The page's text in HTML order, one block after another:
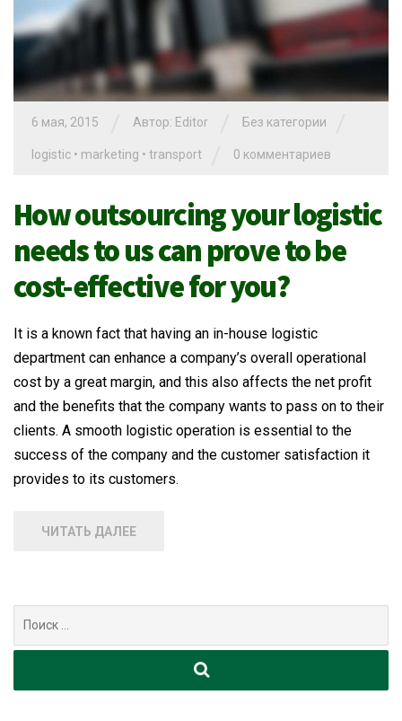
6 мая, 2015 Автор: Editor Без категории
logistic • marketing • transport 0 комментариев
How outsourcing your logistic
needs to us can prove to be
cost-effective for you?
It is a known fact that having an in-house logistic
department can enhance a company’s overall operational
cost by a great margin, and this also affects the net profit
and the benefits that the company wants to pass on to their
clients. A smooth logistic operation is essential to the
success of the company and the customer satisfaction it
provides to its customers.
ЧИТАТЬ ДАЛЕЕ
для: